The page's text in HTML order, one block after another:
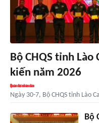
Bộ CHQS tỉnh
kiến năm 2026
Ngày 30-7, Bộ CHQS tỉnh Lào
Bộ